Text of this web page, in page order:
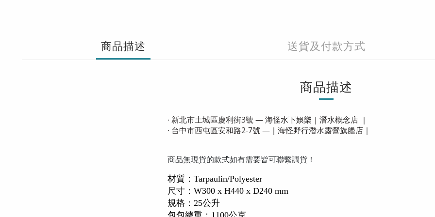
商品描述 送貨及付款方式
商品描述
∙ 新北市土城區慶利街3號 — 海怪水下娛樂｜潛水概念店 ｜
∙ 台中市西屯區安和路2-7號 —｜海怪野行潛水露營旗艦店｜
商品無現貨的款式如有需要皆可聯繫調貨！
材質：Tarpaulin/Polyester
尺寸：W300 x H440 x D240 mm
規格：25公升